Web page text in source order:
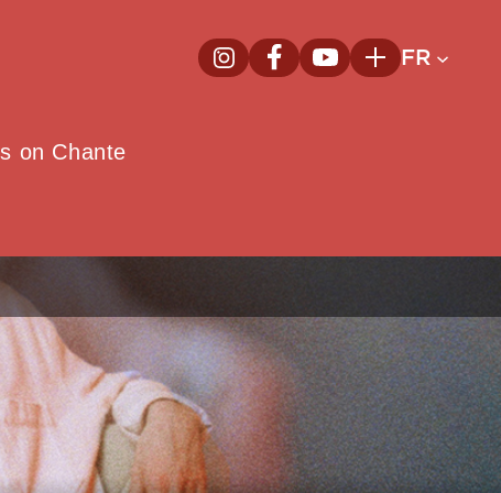
InstagramNouvelle fenêtre
FacebookNouvelle fenêtre
YoutubeNouvelle
PlusFR
on Chante